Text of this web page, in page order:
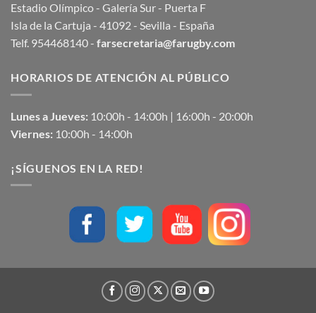
Estadio Olímpico - Galería Sur - Puerta F
Isla de la Cartuja - 41092 - Sevilla - España
Telf. 954468140 - farsecretaria@farugby.com
HORARIOS DE ATENCIÓN AL PÚBLICO
Lunes a Jueves: 10:00h - 14:00h | 16:00h - 20:00h
Viernes: 10:00h - 14:00h
¡SÍGUENOS EN LA RED!